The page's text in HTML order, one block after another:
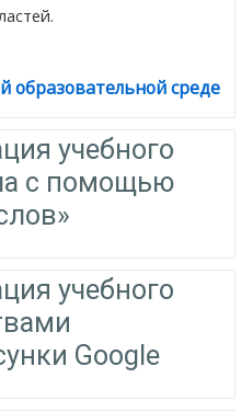
образовательной среде
учебного
с помощью
учебного
Google